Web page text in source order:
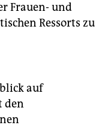
Frauen- und
Ressorts zu
auf
den